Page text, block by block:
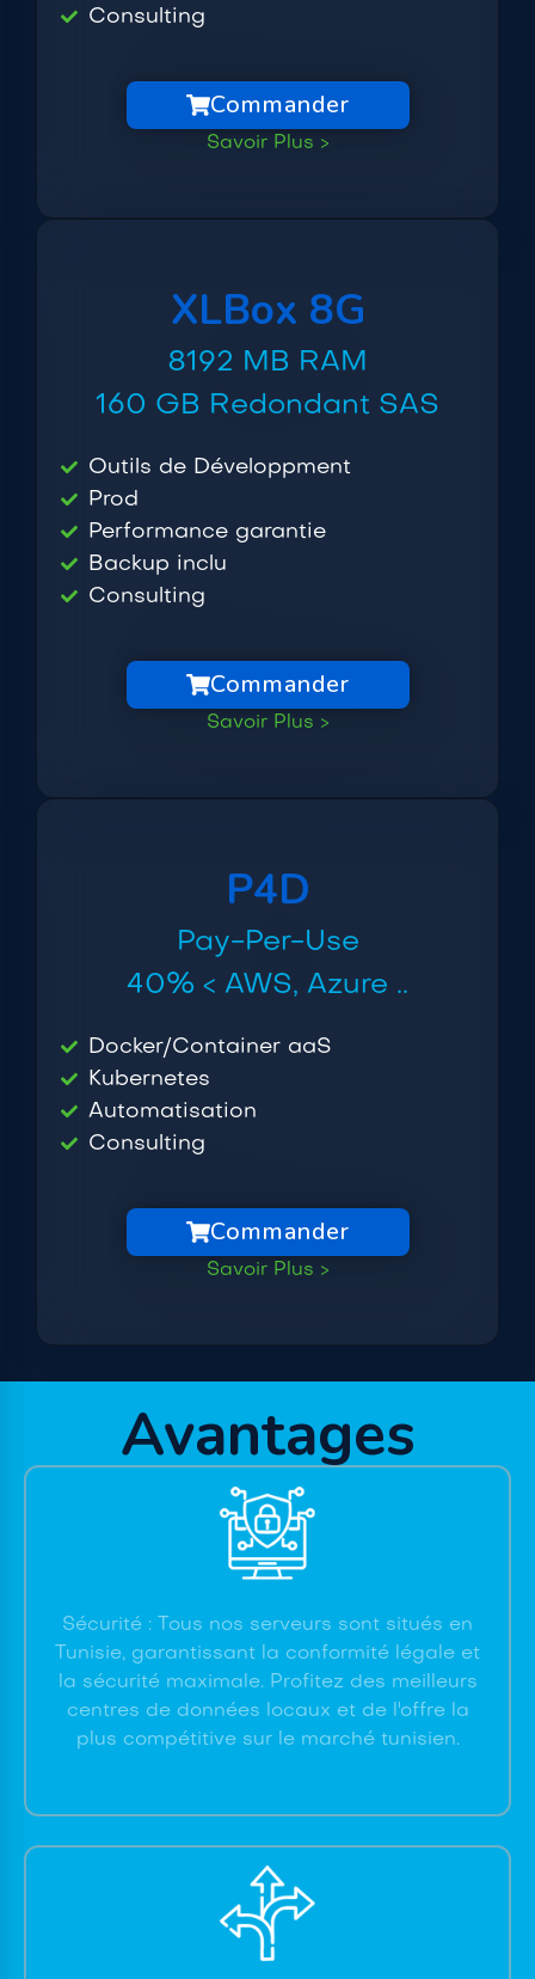
Consulting
Commander
Savoir Plus >
XLBox 8G
8192 MB RAM
160 GB Redondant SAS
Outils de Développment
Prod
Performance garantie
Backup inclu
Consulting
Commander
Savoir Plus >
P4D
Pay-Per-Use
40% < AWS, Azure ..
Docker/Container aaS
Kubernetes
Automatisation
Consulting
Commander
Savoir Plus >
Avantages
Sécurité : Tous nos serveurs sont situés en
Tunisie, garantissant la conformité légale et
la sécurité maximale. Profitez des meilleurs
centres de données locaux et de l'offre la
plus compétitive sur le marché tunisien.